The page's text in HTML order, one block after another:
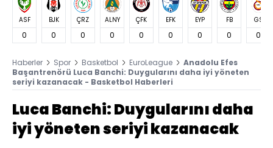
ASF
0
BJK
0
ÇRZ
0
ALNY
0
ÇFK
0
EFK
0
EYP
0
FB
0
GS
0
Haberler Spor Basketbol EuroLeague
Anadolu Efes
Başantrenörü Luca Banchi: Duygularını daha iyi yöneten
seriyi kazanacak - Basketbol Haberleri
Luca Banchi: Duygularını daha
iyi yöneten seriyi kazanacak